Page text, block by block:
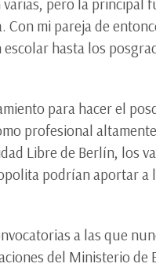
pero la
mi pareja de
hasta los
para hacer el
profesional
Libre de Berlín, los
podrían aportar
a las que
del Ministerio de